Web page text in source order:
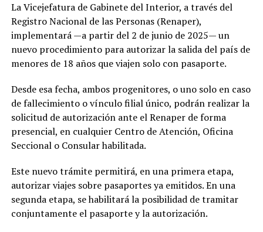
La Vicejefatura de Gabinete del Interior, a través del
Registro Nacional de las Personas (Renaper),
implementará —a partir del 2 de junio de 2025— un
nuevo procedimiento para autorizar la salida del país de
menores de 18 años que viajen solo con pasaporte.
Desde esa fecha, ambos progenitores, o uno solo en caso
de fallecimiento o vínculo filial único, podrán realizar la
solicitud de autorización ante el Renaper de forma
presencial, en cualquier Centro de Atención, Oficina
Seccional o Consular habilitada.
Este nuevo trámite permitirá, en una primera etapa,
autorizar viajes sobre pasaportes ya emitidos. En una
segunda etapa, se habilitará la posibilidad de tramitar
conjuntamente el pasaporte y la autorización.